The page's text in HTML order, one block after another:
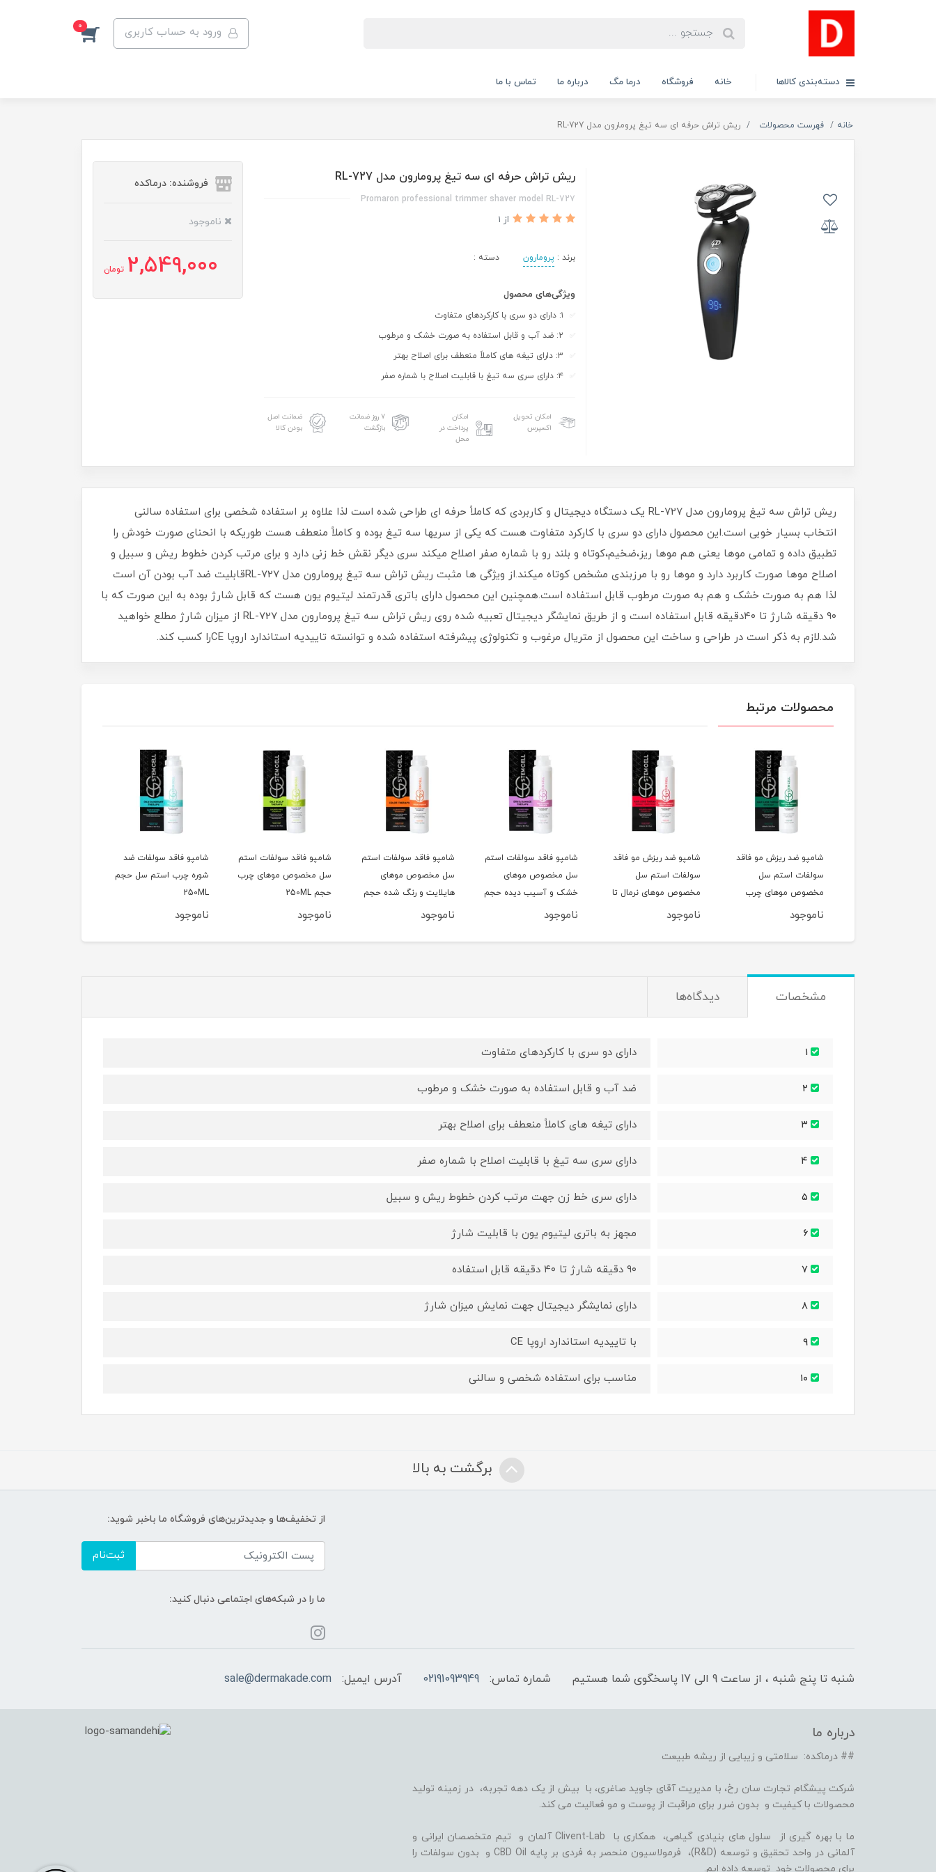
ورود به حساب کاربری 0
دسته‌بندی کالاها خانه فروشگاه درما مگ درباره ما تماس با ما
خانه فهرست محصولات ریش تراش حرفه ای سه تیغ پرومارون مدل RL-727
ریش تراش حرفه ای سه تیغ پرومارون مدل RL-727
Promaron professional trimmer shaver model RL-727
از 1
برند : پرومارون دسته :
ویژگی‌های محصول
۴: دارای سری سه تیغ با قابلیت اصلاح با شماره صفر
امکان تحویل
اکسپرس
امکان
پرداخت در
محل
۷ روز ضمانت
بازگشت
ضمانت اصل
بودن کالا
فروشنده: درماکده
ناموجود
2,549,000 تومان
ریش تراش سه تیغ پرومارون مدل RL-727 یک دستگاه دیجیتال و کاربردی که کاملاً حرفه ای طراحی شده است لذا علاوه بر استفاده شخصی برای استفاده سالنی
انتخاب بسیار خوبی است.این محصول دارای دو سری با کارکرد متفاوت هست که یکی از سریها سه تیغ بوده و کاملاً منعطف هست طوریکه با انحنای صورت خودش را
تطبیق داده و تمامی موها یعنی هم موها ریز،ضخیم،کوتاه و بلند رو با شماره صفر اصلاح میکند سری دیگر نقش خط زنی دارد و برای مرتب کردن خطوط ریش و سبیل و
اصلاح موها صورت کاربرد دارد و موها رو با مرزبندی مشخص کوتاه میکند.از ویژگی ها مثبت ریش تراش سه تیغ پرومارون مدل RL-727قابلیت ضد آب بودن آن است
لذا هم به صورت خشک و هم به صورت مرطوب قابل استفاده است.همچنین این محصول دارای باتری قدرتمند لیتیوم یون هست که قابل شارژ بوده به این صورت که با
۹۰ دقیقه شارژ تا ۴۰دقیقه قابل استفاده است و از طریق نمایشگر دیجیتال تعبیه شده روی ریش تراش سه تیغ پرومارون مدل RL-727 از میزان شارژ مطلع خواهید
شد.لازم به ذکر است در طراحی و ساخت این محصول از متریال مرغوب و تکنولوژی پیشرفته استفاده شده و توانسته تاییدیه استاندارد اروپا CEرا کسب کند.
محصولات مرتبط
شامپو ضد ریزش مو فاقد
سولفات استم سل
مخصوص موهای چرب
حجم 250ML
ناموجود
شامپو ضد ریزش مو فاقد
سولفات استم سل
مخصوص موهای نرمال تا
خشک حجم 250ML
ناموجود
شامپو فاقد سولفات استم
سل مخصوص موهای
خشک و آسیب دیده حجم
250ML
ناموجود
شامپو فاقد سولفات استم
سل مخصوص موهای
هایلایت و رنگ شده حجم
250ML
ناموجود
شامپو فاقد سولفات استم
سل مخصوص موهای چرب
حجم 250ML
ناموجود
شامپو فاقد سولفات ضد
شوره چرب استم سل حجم
250ML
ناموجود
مشخصات دیدگاه‌ها
دارای دو سری با کارکردهای متفاوت
ضد آب و قابل استفاده به صورت خشک و مرطوب
دارای تیغه های کاملاً منعطف برای اصلاح بهتر
دارای سری سه تیغ با قابلیت اصلاح با شماره صفر
دارای سری خط زن جهت مرتب کردن خطوط ریش و سبیل
مجهز به باتری لیتیوم یون با قابلیت شارژ
۹۰ دقیقه شارژ تا ۴۰ دقیقه قابل استفاده
دارای نمایشگر دیجیتال جهت نمایش میزان شارژ
با تاییدیه استاندارد اروپا CE
مناسب برای استفاده شخصی و سالنی
برگشت به بالا
از تخفیف‌ها و جدیدترین‌های فروشگاه ما باخبر شوید:
ثبت‌نام
ما را در شبکه‌های اجتماعی دنبال کنید:
شنبه تا پنج شنبه ، از ساعت 9 الی 17 پاسخگوی شما هستیم شماره تماس: 02191093949 آدرس ایمیل: sale@dermakade.com
درباره ما
## درماکده: سلامتی و زیبایی از ریشه طبیعت
شرکت پیشگام تجارت سان رخ، با مدیریت آقای جاوید صاغری، با بیش از یک دهه تجربه، در زمینه تولید
محصولات با کیفیت و بدون ضرر برای مراقبت از پوست و مو فعالیت می کند.
ما با بهره گیری از سلول های بنیادی گیاهی، همکاری با Clivent-Lab آلمان و تیم متخصصان ایرانی و
آلمانی در واحد تحقیق و توسعه (R&D)، فرمولاسیون منحصر به فردی بر پایه CBD Oil و بدون سولفات را
برای محصولات خود توسعه داده ایم.